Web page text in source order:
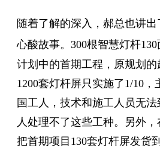
随着了解的深入，郝总也讲
心酸故事。300根智慧灯杆130
计划中的首期工程，原规划的
1200套灯杆屏只实施了1/10，
国工人，技术和施工人员无
人处理不了这些工种。另外，
把首期项目130套灯杆屏发货